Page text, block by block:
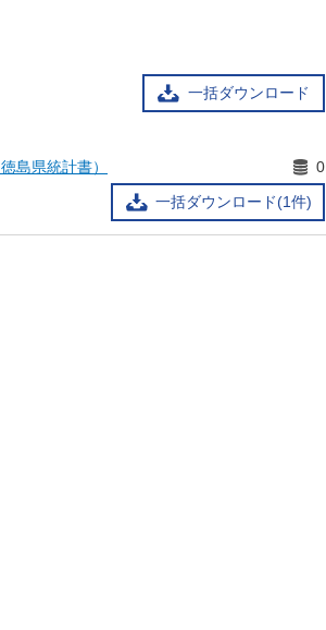
一括ダウンロード
島県統計書）
一括ダウンロード(1件)
0